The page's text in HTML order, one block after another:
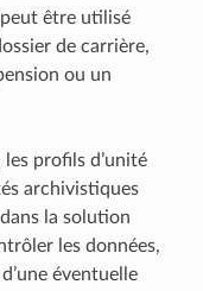
être utilisé
de carrière,
ou un
profils d’unité
archivistiques
la solution
les données,
éventuelle